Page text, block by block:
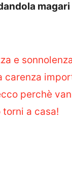
magari
e
carenza
perchè
a casa!